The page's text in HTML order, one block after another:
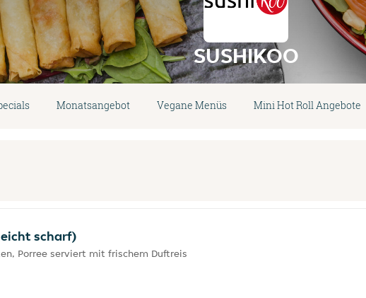
SUSHIKOO
Monatsangebot Vegane Menüs Mini Hot Roll Angebote
scharf)
Porree serviert mit frischem Duftreis